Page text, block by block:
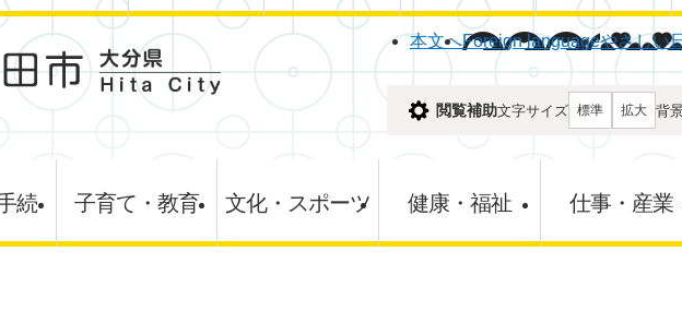
メニューを飛ばして本文へ
本文へForeign languageやさしい
閲覧補助文字サイズ 標準 拡大 背
続 子育て・教育 文化・スポーツ 健康・福祉 仕事・産業